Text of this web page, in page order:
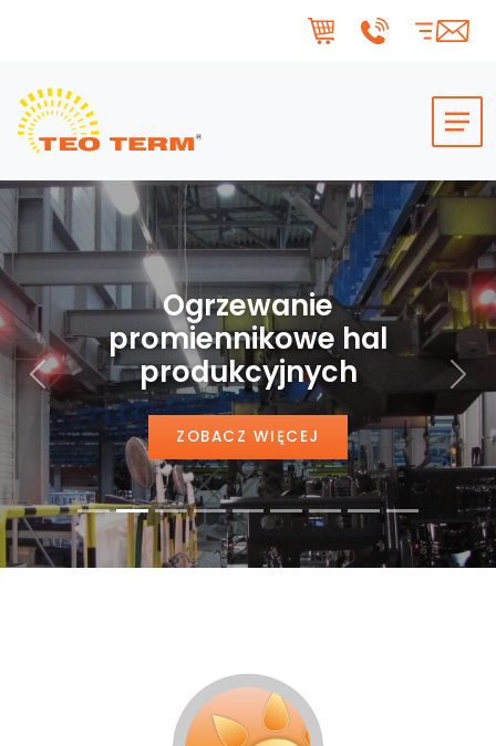
Ogrzewanie
promiennikowe hal
produkcyjnych
ZOBACZ WIĘCEJ
Poprzedni